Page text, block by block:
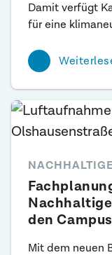
Damit verfügt
für eine
den
Mit dem neuen